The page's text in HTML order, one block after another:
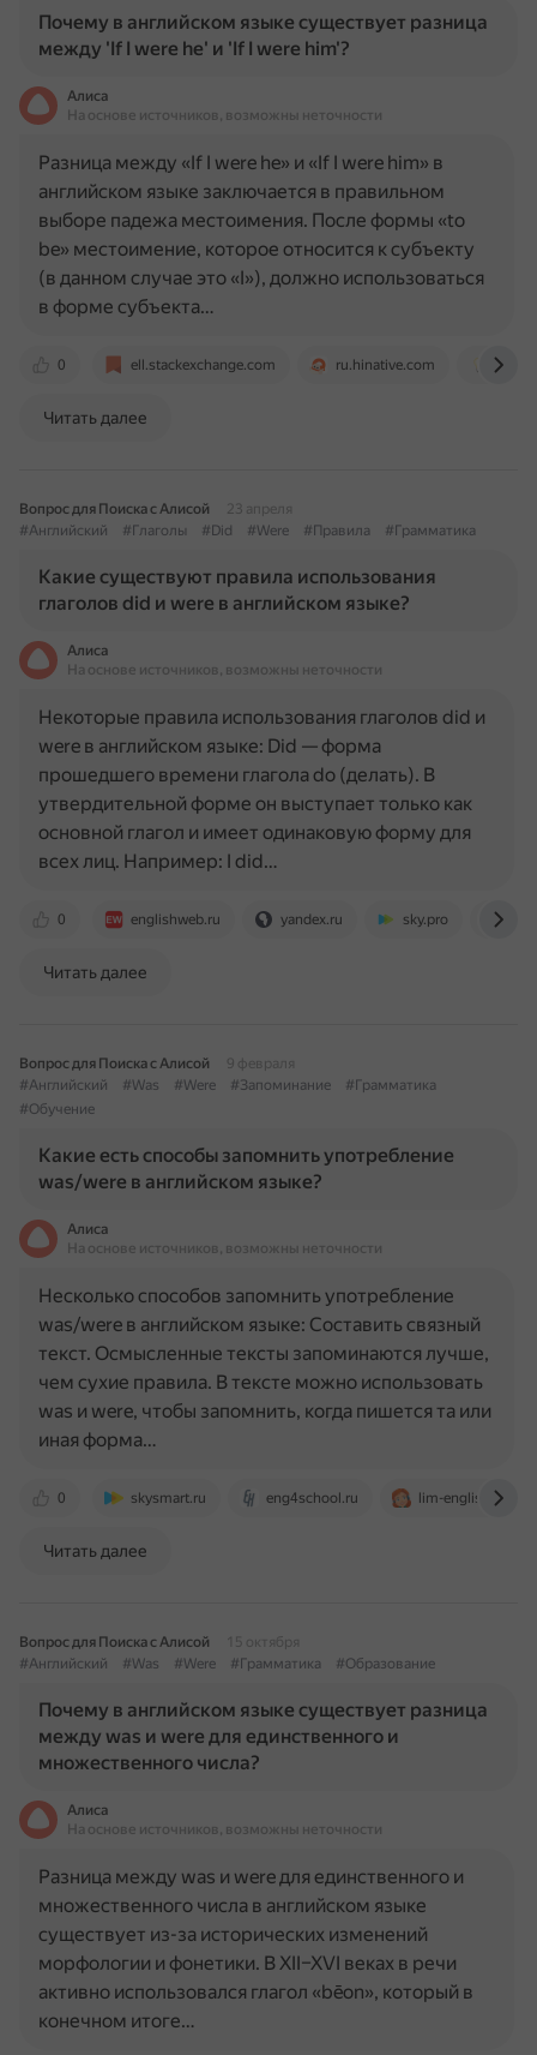
Почему в английском языке существует разница
между 'If I were he' и 'If I were him'?
Алиса
На основе источников, возможны неточности
0 ell.stackexchange.com ru.hinative.com
Разница между «If I were he» и «If I were him» в
английском языке заключается в правильном
выборе падежа местоимения. После формы «to
be» местоимение, которое относится к субъекту
(в данном случае это «I»), должно использоваться
в форме субъекта…
Читать далее
Вопрос для Поиска с Алисой
23 апреля
#Английский
#Глаголы #Did #Were #Правила #Грамматика
Какие существуют правила использования
глаголов did и were в английском языке?
Алиса
На основе источников, возможны неточности
0 englishweb.ru yandex.ru sky.pro
Некоторые правила использования глаголов did и
were в английском языке: Did — форма
прошедшего времени глагола do (делать). В
утвердительной форме он выступает только как
основной глагол и имеет одинаковую форму для
всех лиц. Например: I did…
Читать далее
Вопрос для Поиска с Алисой
9 февраля
#Английский
#Was #Were #Запоминание
#Грамматика
#Обучение
Какие есть способы запомнить употребление
was/were в английском языке?
Алиса
На основе источников, возможны неточности
0 skysmart.ru eng4school.ru lim-english.com
Несколько способов запомнить употребление
was/were в английском языке: Составить связный
текст. Осмысленные тексты запоминаются лучше,
чем сухие правила. В тексте можно использовать
was и were, чтобы запомнить, когда пишется та или
иная форма…
Читать далее
Вопрос для Поиска с Алисой
15 октября
#Английский
#Was #Were #Грамматика #Образование
Почему в английском языке существует разница
между was и were для единственного и
множественного числа?
Алиса
На основе источников, возможны неточности
Разница между was и were для единственного и
множественного числа в английском языке
существует из-за исторических изменений
морфологии и фонетики. В XII–XVI веках в речи
активно использовался глагол «bēon», который в
конечном итоге…